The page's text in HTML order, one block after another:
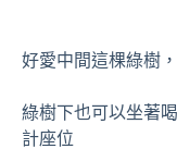
好愛中間這棵綠樹
綠樹下也可以坐著
計座位